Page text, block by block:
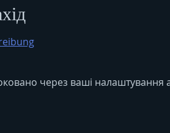
через ваші налаштування